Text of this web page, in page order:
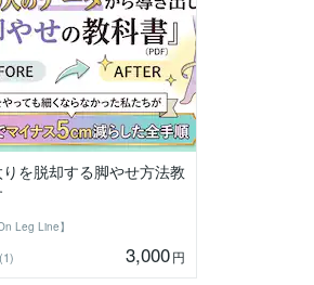
を脱却する脚やせ方法教
Leg Line】
(1) 3,000円